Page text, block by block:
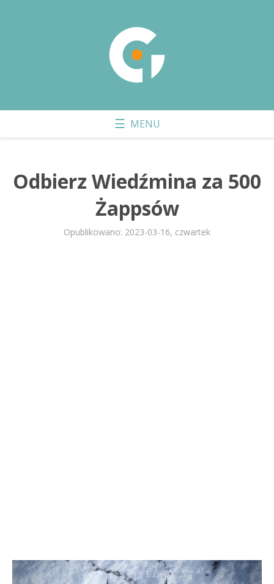
Odbierz Wiedźmina za 500
Żappsów
Opublikowano: 2023-03-16, czwartek